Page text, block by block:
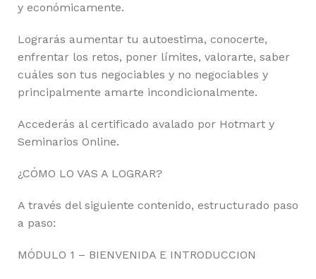
y económicamente.
Lograrás aumentar tu autoestima, conocerte,
enfrentar los retos, poner límites, valorarte, saber
cuáles son tus negociables y no negociables y
principalmente amarte incondicionalmente.
Accederás al certificado avalado por Hotmart y
Seminarios Online.
¿CÓMO LO VAS A LOGRAR?
A través del siguiente contenido, estructurado paso
a paso:
MÓDULO 1 – BIENVENIDA E INTRODUCCION